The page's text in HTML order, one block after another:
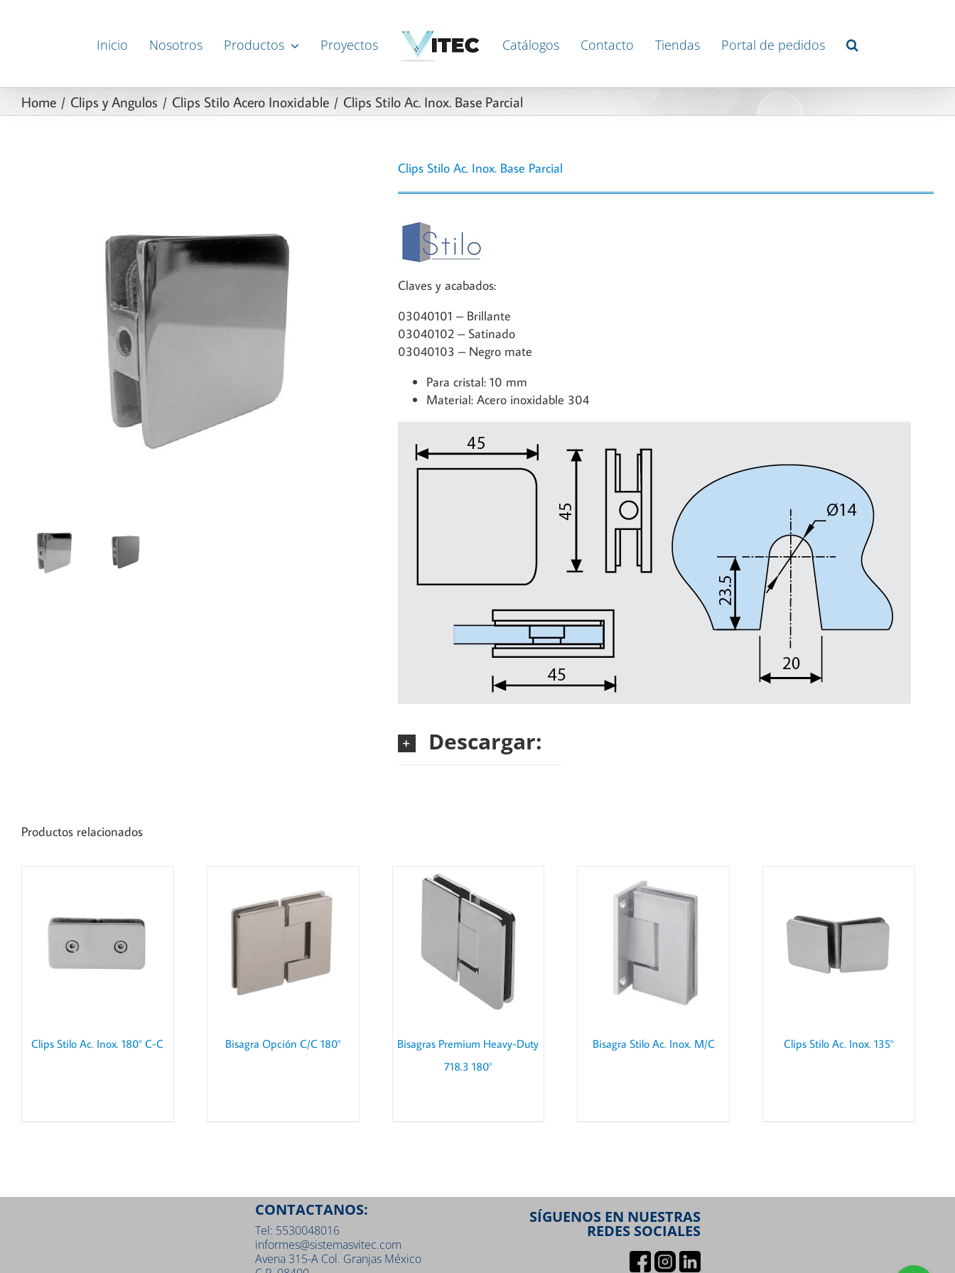
Inicio Nosotros Productos Proyectos Catálogos Contacto Tiendas Portal de pedidos
Home Clips y Angulos Clips Stilo Acero Inoxidable Clips Stilo Ac. Inox. Base Parcial
Clips Stilo Ac. Inox. Base Parcial
Claves y acabados:
03040101 – Brillante
03040102 – Satinado
03040103 – Negro mate
Para cristal: 10 mm
Material: Acero inoxidable 304
Descargar:
Productos relacionados
Clips Stilo Ac. Inox. 180° C-C
DETAILS
Bisagra Opción C/C 180°
Bisagras Premium Heavy-Duty
718.3 180°
DETAILS
Bisagra Stilo Ac. Inox. M/C Clips Stilo Ac. Inox. 135°
CONTACTANOS:
Tel: 5530048016
informes@sistemasvitec.com
Avena 315-A Col. Granjas México
SÍGUENOS EN NUESTRAS
REDES SOCIALES